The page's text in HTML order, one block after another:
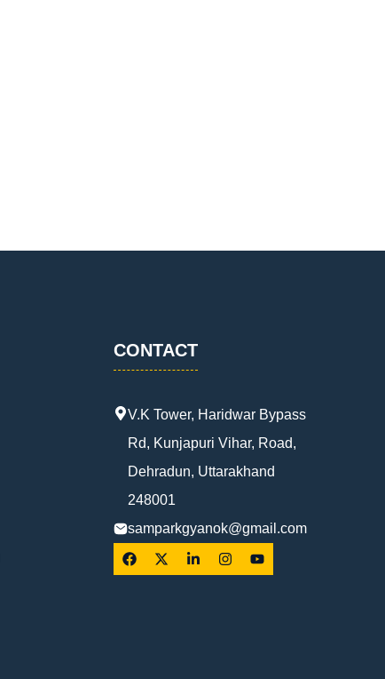
CONTACT
V.K Tower, Haridwar Bypass
Rd, Kunjapuri Vihar, Road,
Dehradun, Uttarakhand
248001
samparkgyanok@gmail.com